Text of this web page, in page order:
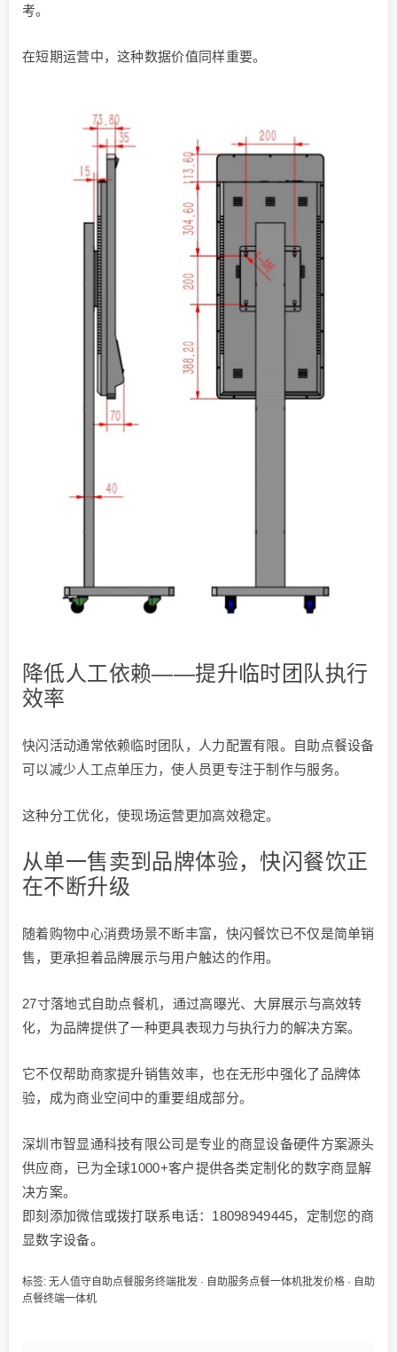
考。
在短期运营中，这种数据价值同样重要。
降低人工依赖——提升临时团队执行
效率
快闪活动通常依赖临时团队，人力配置有限。自助点餐设备
可以减少人工点单压力，使人员更专注于制作与服务。
这种分工优化，使现场运营更加高效稳定。
从单一售卖到品牌体验，快闪餐饮正
在不断升级
随着购物中心消费场景不断丰富，快闪餐饮已不仅是简单销
售，更承担着品牌展示与用户触达的作用。
27寸落地式自助点餐机，通过高曝光、大屏展示与高效转
化，为品牌提供了一种更具表现力与执行力的解决方案。
它不仅帮助商家提升销售效率，也在无形中强化了品牌体
验，成为商业空间中的重要组成部分。
深圳市智显通科技有限公司是专业的商显设备硬件方案源头
供应商，已为全球1000+客户提供各类定制化的数字商显解
决方案。
即刻添加微信或拨打联系电话：18098949445，定制您的商
显数字设备。
标签: 无人值守自助点餐服务终端批发 · 自助服务点餐一体机批发价格 · 自助
点餐终端一体机